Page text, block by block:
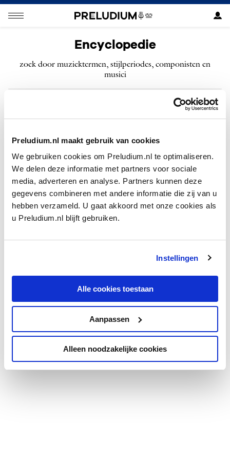
Preludium.nl maakt gebruik van cookies
We gebruiken cookies om Preludium.nl te optimaliseren.
We delen deze informatie met partners voor sociale
media, adverteren en analyse. Partners kunnen deze
gegevens combineren met andere informatie die zij van u
hebben verzameld. U gaat akkoord met onze cookies als
u Preludium.nl blijft gebruiken.
Instellingen
Alle cookies toestaan
Aanpassen
Alleen noodzakelijke cookies
Encyclopedie
zoek door muziektermen, stijlperiodes, componisten en
musici
ZOEKEN
Geen resultaten gevonden voor “”.